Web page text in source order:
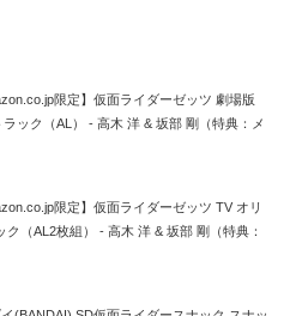
限定】仮面ライダーゼッツ 劇場版
ック（AL） - 高木 洋 & 坂部 剛（特典：メ
限定】仮面ライダーゼッツ TV オリ
ク（AL2枚組） - 高木 洋 & 坂部 剛（特典：